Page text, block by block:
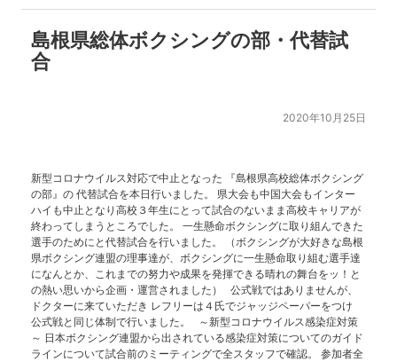
島根県総体ボクシングの部・代替試
合
2020年10月25日
新型コロナウイルス対応で中止となった 『島根県高校総体ボクシング
の部』の 代替試合を本日行いました。 県大会も中国大会もインター
ハイも中止となり高校３年生にとって試合のないまま高校キャリアが
終わってしまうところでした。 一生懸命ボクシングに取り組んできた
選手のためにと代替試合を行いました。 （ボクシングが大好きな島根
県ボクシング連盟の理事達が、ボクシングに一生懸命取り組む選手達
になんとか、これまでの努力や成果を発揮できる晴れの舞台をッ！と
の熱い思いから企画・運営されました） 公式戦ではありませんが、
ドクターに来ていただき レフリーは４氏でジャッジペーパーをつけ
公式戦と同じ体制で行いました。 ～新型コロナウイルス感染症対策
～ 日本ボクシング連盟から出されている感染症対策についてのガイド
ラインについて試合前のミーティングで全スタッフで確認。 参加者全